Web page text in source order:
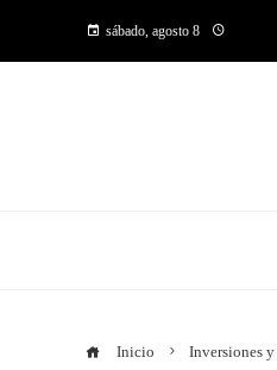
sábado, agosto 8
Inicio Inversiones